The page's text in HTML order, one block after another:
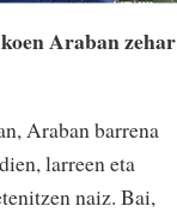
Araban zehar
Araban barrena
larreen eta
naiz. Bai,